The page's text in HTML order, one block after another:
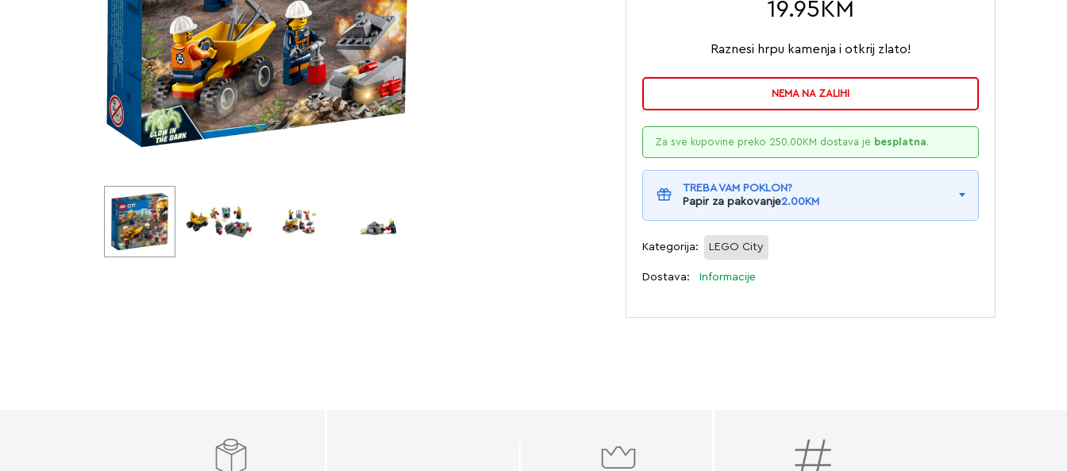
19.95 KM
Raznesi hrpu kamenja i otkrij zlato!
NEMA NA ZALIHI
Za sve kupovine preko 250.00KM dostava je besplatna.
TREBA VAM POKLON?
Papir za pakovanje2.00KM
Kategorija: LEGO City
Dostava: Informacije